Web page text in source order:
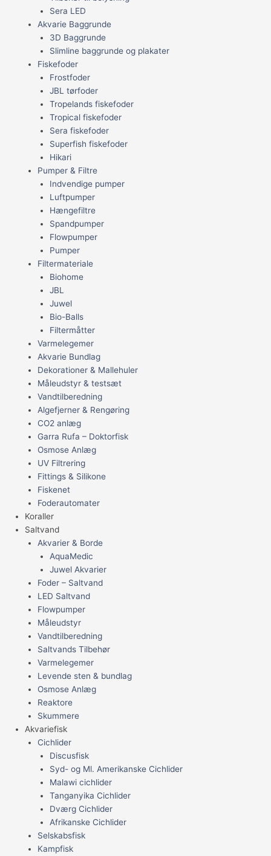
Sera LED
Akvarie Baggrunde
3D Baggrunde
Slimline baggrunde og plakater
Fiskefoder
Frostfoder
JBL tørfoder
Tropelands fiskefoder
Tropical fiskefoder
Sera fiskefoder
Superfish fiskefoder
Hikari
Pumper & Filtre
Indvendige pumper
Luftpumper
Hængefiltre
Spandpumper
Flowpumper
Pumper
Filtermateriale
Biohome
JBL
Juwel
Bio-Balls
Filtermåtter
Varmelegemer
Akvarie Bundlag
Dekorationer & Mallehuler
Måleudstyr & testsæt
Vandtilberedning
Algefjerner & Rengøring
CO2 anlæg
Garra Rufa – Doktorfisk
Osmose Anlæg
UV Filtrering
Fittings & Silikone
Fiskenet
Foderautomater
Koraller
Saltvand
Akvarier & Borde
AquaMedic
Juwel Akvarier
Foder – Saltvand
LED Saltvand
Flowpumper
Måleudstyr
Vandtilberedning
Saltvands Tilbehør
Varmelegemer
Levende sten & bundlag
Osmose Anlæg
Reaktore
Skummere
Akvariefisk
Cichlider
Discusfisk
Syd- og Ml. Amerikanske Cichlider
Malawi cichlider
Tanganyika Cichlider
Dværg Cichlider
Afrikanske Cichlider
Selskabsfisk
Kampfisk